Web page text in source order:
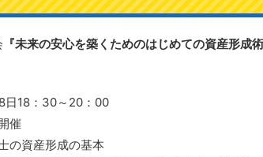
『未来の安心を築くためのはじめての資産形成
日18：30～20：00
催
の資産形成の基本